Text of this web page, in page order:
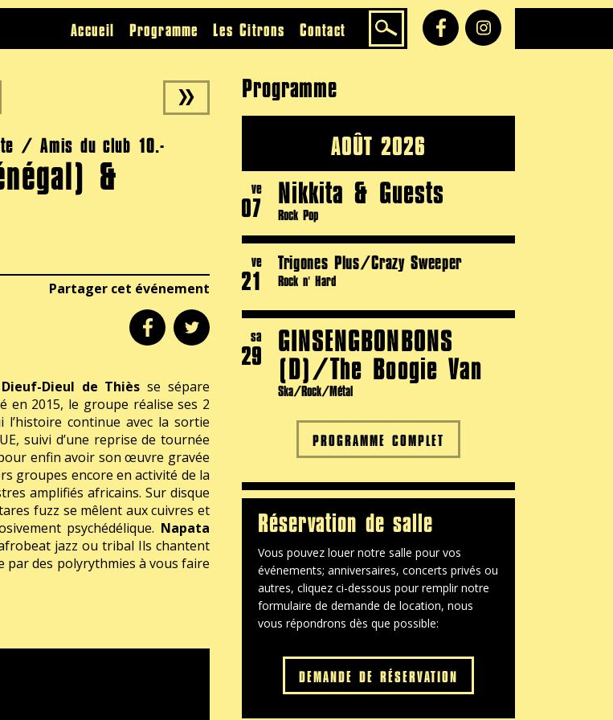
Accueil Programme Les Citrons Contact
/ Amis du club 10.-
&
Partager cet événement
Dieuf-Dieul de Thiès se sépare
en 2015, le groupe réalise ses 2
l’histoire continue avec la sortie
suivi d’une reprise de tournée
enfin avoir son œuvre gravée
groupes encore en activité de la
amplifiés africains. Sur disque
fuzz se mêlent aux cuivres et
psychédélique. Napata
jazz ou tribal Ils chantent
des polyrythmies à vous faire
Programme
AOÛT 2026
ve
07 Nikkita & Guests
Rock Pop
ve
21
Trigones Plus/Crazy Sweeper
Rock n' Hard
sa
29 GINSENGBONBONS
(D)/The Boogie Van
Ska/Rock/Métal
PROGRAMME COMPLET
Réservation de salle
Vous pouvez louer notre salle pour vos
événements; anniversaires, concerts privés ou
autres, cliquez ci-dessous pour remplir notre
formulaire de demande de location, nous
vous répondrons dès que possible:
DEMANDE DE RÉSERVATION